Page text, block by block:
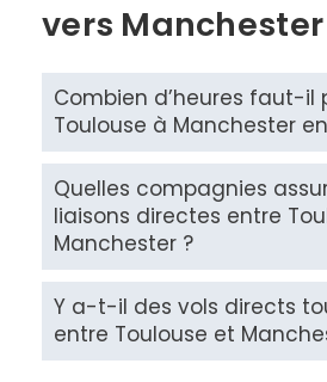
vers Manchester
Combien d’heures faut-il
Toulouse à Manchester
Quelles compagnies
liaisons directes entre
Manchester ?
Y a-t-il des vols directs
entre Toulouse et